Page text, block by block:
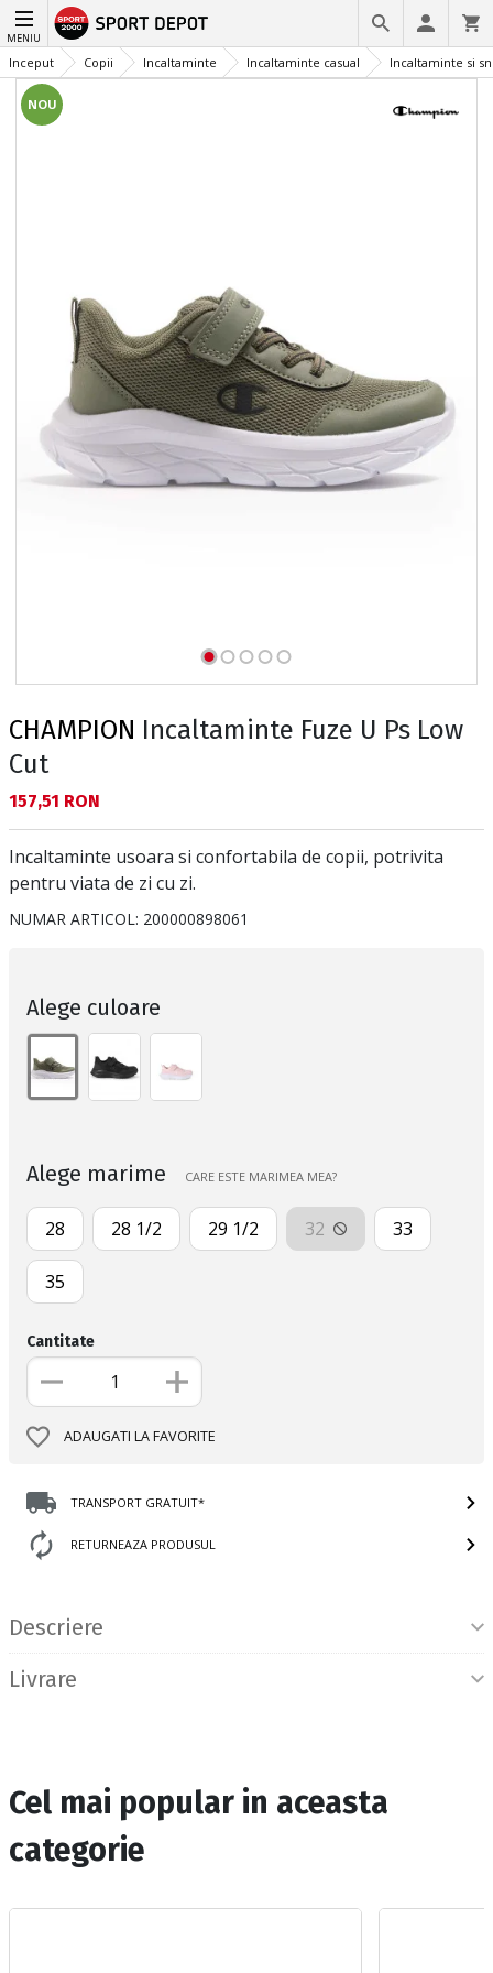
MENIU
Inceput Copii Incaltaminte Incaltaminte casual Incaltaminte si
NOU
CHAMPION Incaltaminte Fuze U Ps Low
Cut
Текуща цена:
157,51 RON
Incaltaminte usoara si confortabila de copii, potrivita
pentru viata de zi cu zi.
NUMAR ARTICOL: 200000898061
Alege culoare
Alege marime CARE ESTE MARIMEA MEA?
28 28 1/2 29 1/2 32 33
35
Cantitate
ADAUGATI LA FAVORITE
TRANSPORT GRATUIT*
RETURNEAZA PRODUSUL
Descriere
Livrare
Cel mai popular in aceasta
categorie